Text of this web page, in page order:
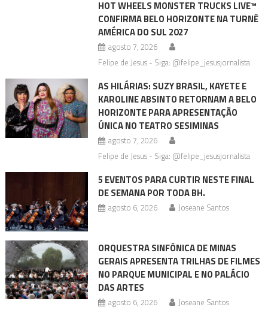
HOT WHEELS MONSTER TRUCKS LIVE™
CONFIRMA BELO HORIZONTE NA TURNÊ
AMÉRICA DO SUL 2027
agosto 7, 2026
Felipe de Jesus - Siga: @felipe_jesusjornalista
AS HILÁRIAS: SUZY BRASIL, KAYETE E
KAROLINE ABSINTO RETORNAM A BELO
HORIZONTE PARA APRESENTAÇÃO
ÚNICA NO TEATRO SESIMINAS
agosto 7, 2026
Felipe de Jesus - Siga: @felipe_jesusjornalista
5 EVENTOS PARA CURTIR NESTE FINAL
DE SEMANA POR TODA BH.
agosto 6, 2026 Joseane Santos
ORQUESTRA SINFÔNICA DE MINAS
GERAIS APRESENTA TRILHAS DE FILMES
NO PARQUE MUNICIPAL E NO PALÁCIO
DAS ARTES
agosto 6, 2026 Joseane Santos